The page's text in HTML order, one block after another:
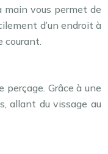
main vous permet de
d’un endroit à
courant.
Grâce à une
allant du vissage au